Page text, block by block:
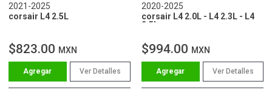
2021-2025
corsair L4 2.5L
$823.00 MXN
Ver Detalles
2020-2025
corsair L4 2.0L - L4 2.3L - L4
2.5L
$994.00 MXN
Ver Detalles